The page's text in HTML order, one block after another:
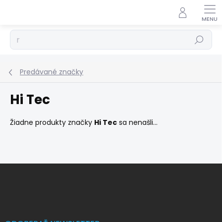
Hľadať
Predávané značky
Hi Tec
Žiadne produkty značky Hi Tec sa nenašli...